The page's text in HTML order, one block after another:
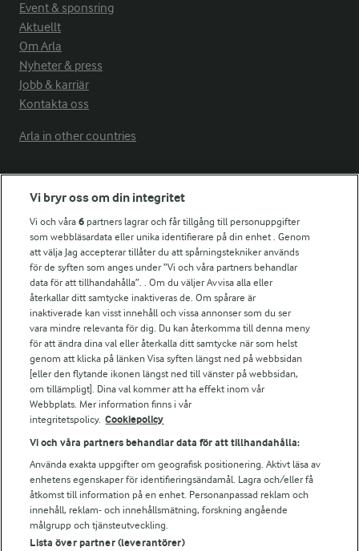
Event & sponsring
Aktuellt
Om Arla
Nyheter & press
Jobb & karriär
Kontakta oss
Arla in other countries
Fler Arlasajter
För ägare
Arlas kundportal
Arla.com
Falbygdens Ost
Arla webbshop
Bildbank
Följ oss
© 2026 Arla Foods
Vi bryr oss om din integritet
Vi och våra6 partners lagrar och får tillgång till personuppgifter
som webbläsardata eller unika identifierare på din enhet . Genom
att välja Jag accepterar tillåter du att spårningstekniker används
för de syften som anges under ”Vi och våra partners behandlar
data för att tillhandahålla”. . Om du väljer Avvisa alla eller
återkallar ditt samtycke inaktiveras de. Om spårare är
inaktiverade kan visst innehåll och vissa annonser som du ser
vara mindre relevanta för dig. Du kan återkomma till denna meny
för att ändra dina val eller återkalla ditt samtycke när som helst
genom att klicka på länken Visa syften längst ned på webbsidan
[eller den flytande ikonen längst ned till vänster på webbsidan,
om tillämpligt]. Dina val kommer att ha effekt inom vår
Webbplats. Mer information finns i vår
integritetspolicy. Cookiepolicy
Vi och våra partners behandlar data för att tillhandahålla:
Använda exakta uppgifter om geografisk positionering. Aktivt läsa av
enhetens egenskaper för identifieringsändamål. Lagra och/eller få
åtkomst till information på en enhet. Personanpassad reklam och
innehåll, reklam- och innehållsmätning, forskning angående
målgrupp och tjänsteutveckling.
Lista över partner (leverantörer)